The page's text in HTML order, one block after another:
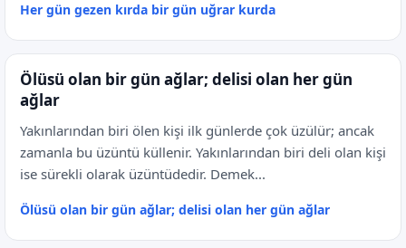
Her gün gezen kırda bir gün uğrar kurda
Ölüsü olan bir gün ağlar; delisi olan her gün
ağlar
Yakınlarından biri ölen kişi ilk günlerde çok üzülür; ancak
zamanla bu üzüntü küllenir. Yakınlarından biri deli olan kişi
ise sürekli olarak üzüntüdedir. Demek...
Ölüsü olan bir gün ağlar; delisi olan her gün ağlar